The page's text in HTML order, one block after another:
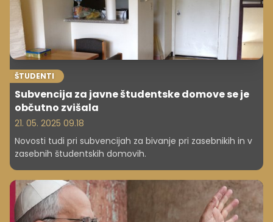
ŠTUDENTI
Subvencija za javne študentske domove se je
občutno zvišala
21. 05. 2025 09.18
Novosti tudi pri subvencijah za bivanje pri zasebnikih in v
zasebnih študentskih domovih.